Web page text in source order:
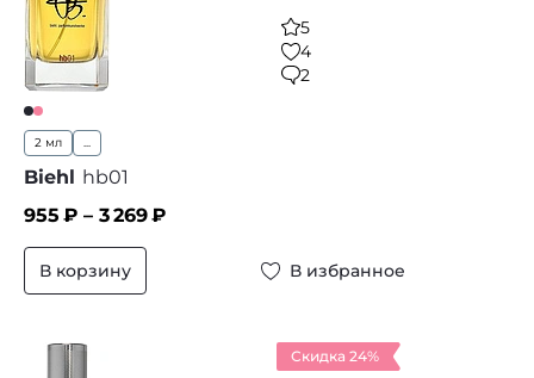
5
4
2
2 мл ...
Biehl hb01
955 ₽ – 3 269₽
В корзину В избранное
Скидка 24%